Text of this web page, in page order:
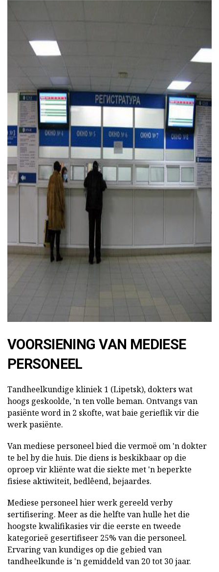
ad
VOORSIENING VAN MEDIESE
PERSONEEL
Tandheelkundige kliniek 1 (Lipetsk), dokters wat
hoogs geskoolde, 'n ten volle beman. Ontvangs van
pasiënte word in 2 skofte, wat baie gerieflik vir die
werk pasiënte.
Van mediese personeel bied die vermoë om 'n dokter
te bel by die huis. Die diens is beskikbaar op die
oproep vir kliënte wat die siekte met 'n beperkte
fisiese aktiwiteit, bedlêend, bejaardes.
Mediese personeel hier werk gereeld verby
sertifisering. Meer as die helfte van hulle het die
hoogste kwalifikasies vir die eerste en tweede
kategorieë gesertifiseer 25% van die personeel.
Ervaring van kundiges op die gebied van
tandheelkunde is 'n gemiddeld van 20 tot 30 jaar.